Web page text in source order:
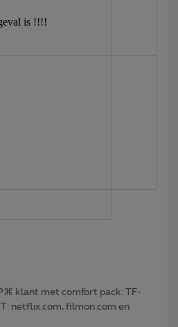
is !!!!
klant met comfort pack: TF-
netflix.com, filmon.com en